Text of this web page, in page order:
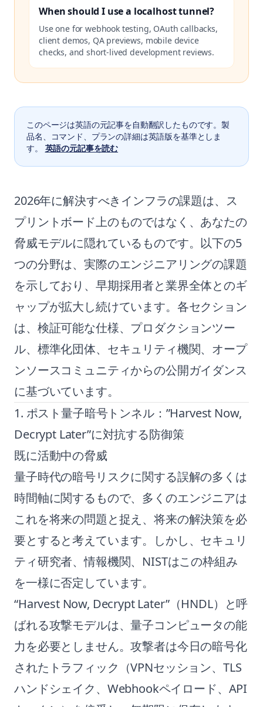
When should I use a localhost tunnel?
Use one for webhook testing, OAuth callbacks,
client demos, QA previews, mobile device
checks, and short-lived development reviews.
このページは英語の元記事を自動翻訳したものです。製
品名、コマンド、プランの詳細は英語版を基準としま
す。
英語の元記事を読む
2026年に解決すべきインフラの課題は、ス
プリントボード上のものではなく、あなたの
脅威モデルに隠れているものです。以下の5
つの分野は、実際のエンジニアリングの課題
を示しており、早期採用者と業界全体とのギ
ャップが拡大し続けています。各セクション
は、検証可能な仕様、プロダクションツー
ル、標準化団体、セキュリティ機関、オープ
ンソースコミュニティからの公開ガイダンス
に基づいています。
1. ポスト量子暗号トンネル：”Harvest Now,
Decrypt Later”に対抗する防御策
既に活動中の脅威
量子時代の暗号リスクに関する誤解の多くは
時間軸に関するもので、多くのエンジニアは
これを将来の問題と捉え、将来の解決策を必
要とすると考えています。しかし、セキュリ
ティ研究者、情報機関、NISTはこの枠組み
を一様に否定しています。
“Harvest Now, Decrypt Later”（HNDL）と呼
ばれる攻撃モデルは、量子コンピュータの能
力を必要としません。攻撃者は今日の暗号化
されたトラフィック（VPNセッション、TLS
ハンドシェイク、Webhookペイロード、API